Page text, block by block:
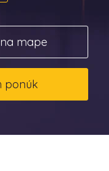
mape
ponúk